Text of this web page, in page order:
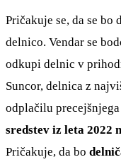
Pričakuje se, da se bo
delnico. Vendar se
odkupi delnic v
Suncor, delnica z
odplačilu
sredstev iz leta 2022
Pričakuje, da bo